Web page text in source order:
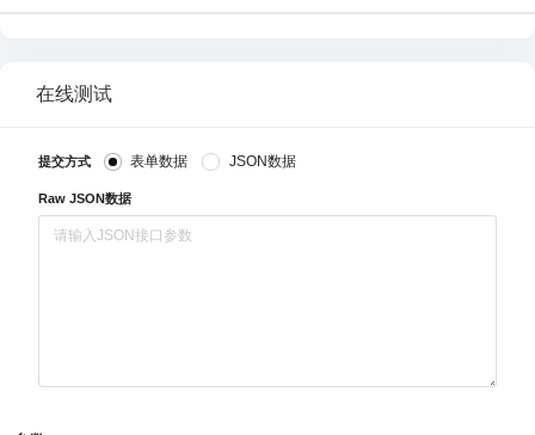
在线测试
提交方式 表单数据 JSON数据
Raw JSON数据